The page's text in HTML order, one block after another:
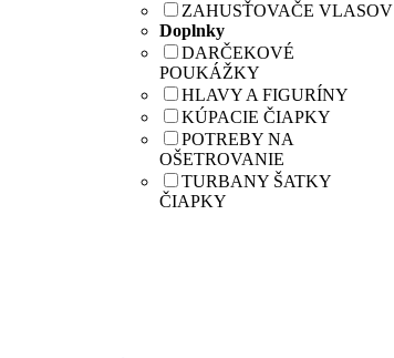
ZAHUSŤOVAČE VLASOV
Doplnky
DARČEKOVÉ
POUKÁŽKY
HLAVY A FIGURÍNY
KÚPACIE ČIAPKY
POTREBY NA
OŠETROVANIE
TURBANY ŠATKY
ČIAPKY